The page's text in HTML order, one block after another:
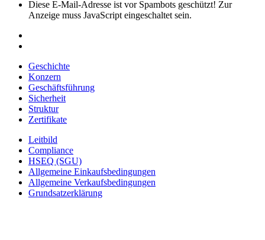
Diese E-Mail-Adresse ist vor Spambots geschützt! Zur
Anzeige muss JavaScript eingeschaltet sein.
Geschichte
Konzern
Geschäftsführung
Sicherheit
Struktur
Zertifikate
Leitbild
Compliance
HSEQ (SGU)
Allgemeine Einkaufsbedingungen
Allgemeine Verkaufsbedingungen
Grundsatzerklärung